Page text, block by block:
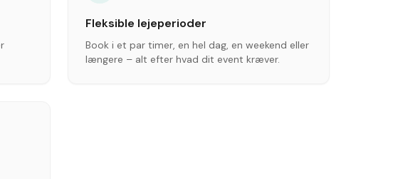
Fleksible lejeperioder
Book i et par timer, en hel dag, en weekend eller
længere – alt efter hvad dit event kræver.